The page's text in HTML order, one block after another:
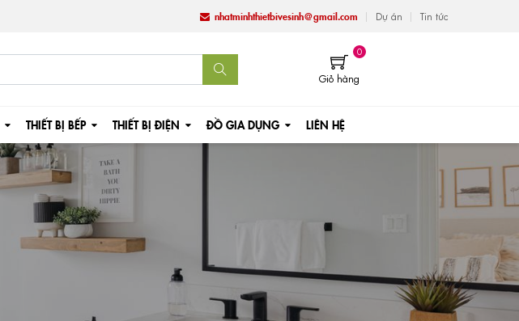
nhatminhthietbivesinh@gmail.com Dự án Tin tức
0
Giỏ hàng
THIẾT BỊ BẾP THIẾT BỊ ĐIỆN ĐỒ GIA DỤNG LIÊN HỆ